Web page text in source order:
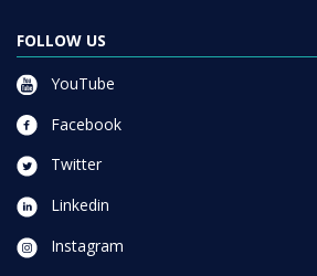
FOLLOW US
YouTube
Facebook
Twitter
Linkedin
Instagram